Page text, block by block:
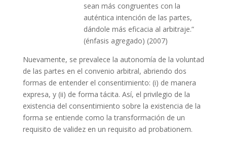
sean más congruentes con la
auténtica intención de las partes,
dándole más eficacia al arbitraje.”
(énfasis agregado) (2007)
Nuevamente, se prevalece la autonomía de la voluntad
de las partes en el convenio arbitral, abriendo dos
formas de entender el consentimiento: (i) de manera
expresa, y (ii) de forma tácita. Así, el privilegio de la
existencia del consentimiento sobre la existencia de la
forma se entiende como la transformación de un
requisito de validez en un requisito ad probationem.